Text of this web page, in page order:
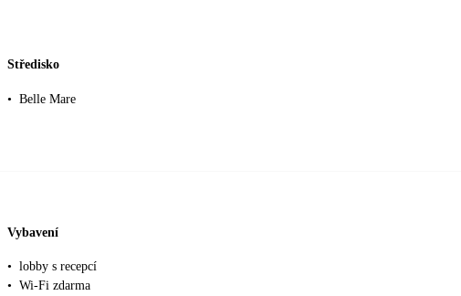
Středisko
• Belle Mare
Vybavení
• lobby s recepcí
• Wi-Fi zdarma